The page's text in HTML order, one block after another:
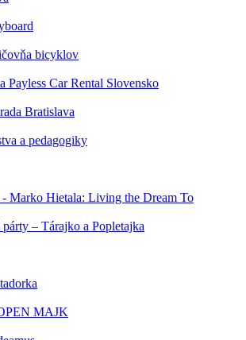
bicyklov
Payless Car Rental Slovensko
Bratislava
a pedagogiky
- Marko Hietala: Living the Dream To
– Tárajko a Popletajka
MAJK